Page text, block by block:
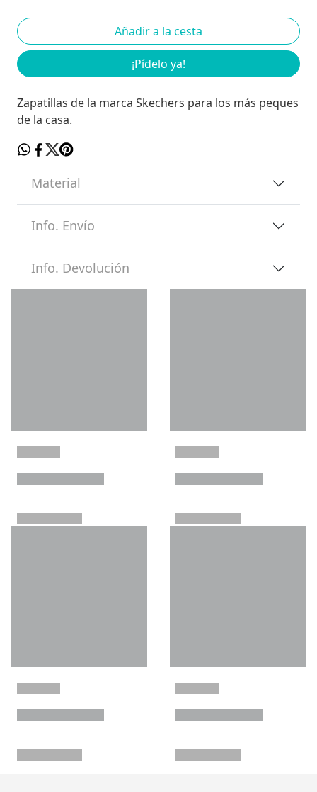
¡Pídelo ya!
Zapatillas de la marca Skechers para los más peques
de la casa.
Material
Info. Envío
Info. Devolución